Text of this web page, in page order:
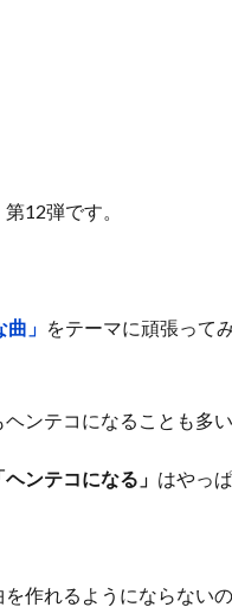
12弾です。
」 をテーマに頑張って
ンテコになることも多
ヘンテコになる」 はやっ
作れるようにならない